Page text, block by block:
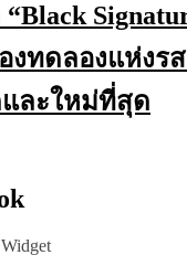
“Black
งทดลองแห่งร
ละใหม่ที่สุด